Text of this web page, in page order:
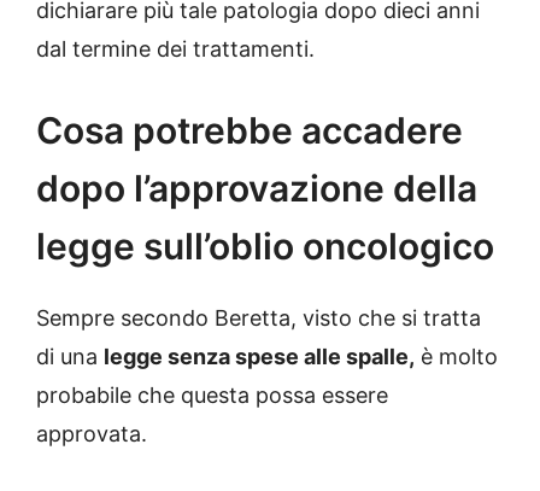
dichiarare più tale patologia dopo dieci anni
dal termine dei trattamenti.
Cosa potrebbe accadere
dopo l’approvazione della
legge sull’oblio oncologico
Sempre secondo Beretta, visto che si tratta
di una legge senza spese alle spalle, è molto
probabile che questa possa essere
approvata.